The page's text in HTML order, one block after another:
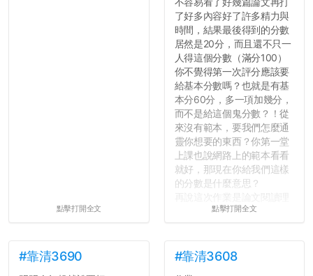
點擊打開全文
了好多內容好了許多精力與
時間，結果最後得到的分數
居然是20分，而且還不只一
人得這個分數（滿分100）
你不覺得第一次評分應該要
給基本分數嗎？也就是有基
本分60分，多一項加幾分，
而不是給這個鬼分數？！從
來沒有範本，要我們怎麼通
靈你想要的東西？你第一堂
上課也說網路上的範本看看
就好，那現在你給我們這樣
的分數是什麼意思？
解與評論，既然已經寫下實
對論文的評論10分？！...
點擊打開全文
#靠清3690 #靠清3608